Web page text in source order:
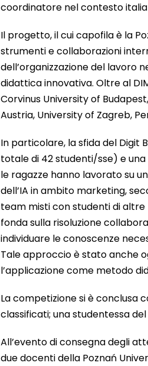
coordinatore nel contesto
Il progetto, il cui capofila è la
strumenti e collaborazioni
dell’organizzazione del lavoro
didattica innovativa. Oltre al
Corvinus University of
Austria, University of Zagreb,
In particolare, la sfida del Digit
totale di 42 studenti/sse) e
le ragazze hanno lavorato su
dell’IA in ambito marketing,
team misti con studenti di altre
fonda sulla risoluzione
individuare le conoscenze
Tale approccio è stato anche
l’applicazione come metodo
La competizione si è conclusa
classificati; una studentessa
All’evento di consegna degli
due docenti della Poznań